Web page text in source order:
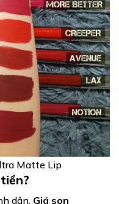
Matte Lip
dân. Giá son